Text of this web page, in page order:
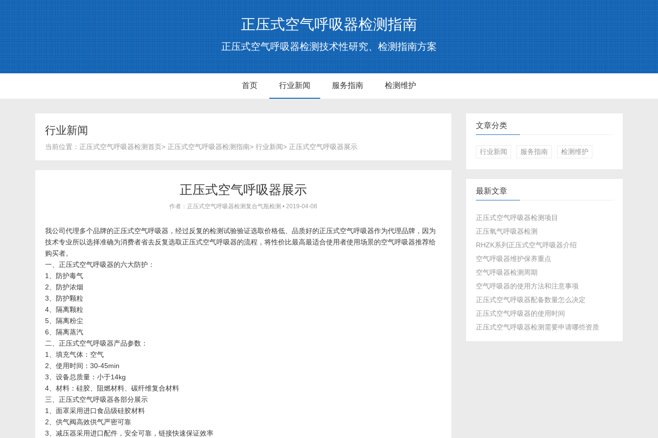
正压式空气呼吸器检测指南
正压式空气呼吸器检测技术性研究、检测指南方案
首页 行业新闻 服务指南 检测维护
行业新闻
当前位置： 正压式空气呼吸器检测首页> 正压式空气呼吸器检测指南> 行业新闻> 正压式空气呼吸器展示
正压式空气呼吸器展示
作者：正压式空气呼吸器检测复合气瓶检测 • 2019-04-08
我公司代理多个品牌的正压式空气呼吸器，经过反复的检测试验验证选取价格低、品质好的正压式空气呼吸器作为代理品牌，因为
技术专业所以选择准确为消费者省去反复选取正压式空气呼吸器的流程，将性价比最高最适合使用者使用场景的空气呼吸器推荐给
购买者。
一、正压式空气呼吸器的六大防护：
1、防护毒气
2、防护浓烟
3、防护颗粒
4、隔离颗粒
5、隔离粉尘
6、隔离蒸汽
二、正压式空气呼吸器产品参数：
1、填充气体：空气
2、使用时间：30-45min
3、设备总质量：小于14kg
4、材料：硅胶、阻燃材料、碳纤维复合材料
三、正压式空气呼吸器各部分展示
1、面罩采用进口食品级硅胶材料
2、供气阀高效供气严密可靠
3、减压器采用进口配件，安全可靠，链接快速保证效率
文章分类
行业新闻 服务指南 检测维护
最新文章
正压式空气呼吸器检测项目
正压氧气呼吸器检测
RHZK系列正压式空气呼吸器介绍
空气呼吸器维护保养重点
空气呼吸器检测周期
空气呼吸器的使用方法和注意事项
正压式空气呼吸器配备数量怎么决定
正压式空气呼吸器的使用时间
正压式空气呼吸器检测需要申请哪些资质